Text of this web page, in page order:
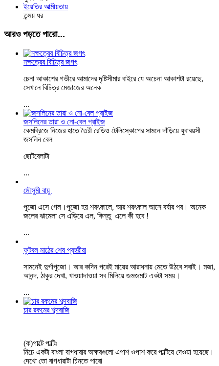
ইয়েতির আত্মীয়তায়
তন্ময় ধর
আরও পড়তে পারো...
নক্ষত্রের বিচিত্র জগৎ
চেনা আকাশের গভীরে আমাদের দৃষ্টিসীমার বাইরে যে অচেনা আকাশটা রয়েছে,
সেখানে বিচিত্র মেজাজের অনেক
...
জসলিনের তারা ও নো-বেল প্রাইজ
কেমব্রিজে নিজের হাতে তৈরী রেডিও টেলিস্কোপের সামনে দাঁড়িয়ে যুবাবয়সী
জসলিন বেল
ছোটবেলাটা
...
মৌসুমী বায়ু
পুজো এসে গেল।পুজো হয় শরৎকালে, আর শরৎকাল আসে বর্ষার পর। অনেক
জলের ঝামেলা সে এড়িয়ে এল, কিন্তু এলে কী হবে !
...
ফুটবল মাঠের শেষ প্রহরীরা
সামনেই দুর্গাপুজো। আর কদিন পরেই মায়ের আরাধনায় মেতে উঠবে সবাই। মজা,
আনন্দ, ঠাকুর দেখা, খাওয়াদাওয়া সব মিলিয়ে জমজমাট একটা সময়।
...
চার রকমের শব্দবাজি
(ক)পাল্টে পাল্টিঃ
নিচে একটা বাংলা বাগধারার অক্ষরগুলো এপাশ ওপাশ করে পাল্টিয়ে দেওয়া হয়েছে।
দেখো তো বাগধারাটা চিনতে পারো